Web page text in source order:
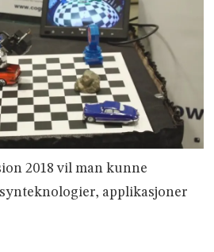
2018 vil man kunne
applikasjoner